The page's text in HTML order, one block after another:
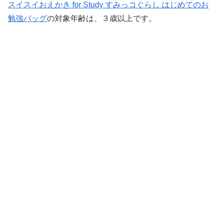
スイスイおえかき for Study すみっコぐらし はじめてのお
勉強バッグの対象年齢は、３歳以上です。